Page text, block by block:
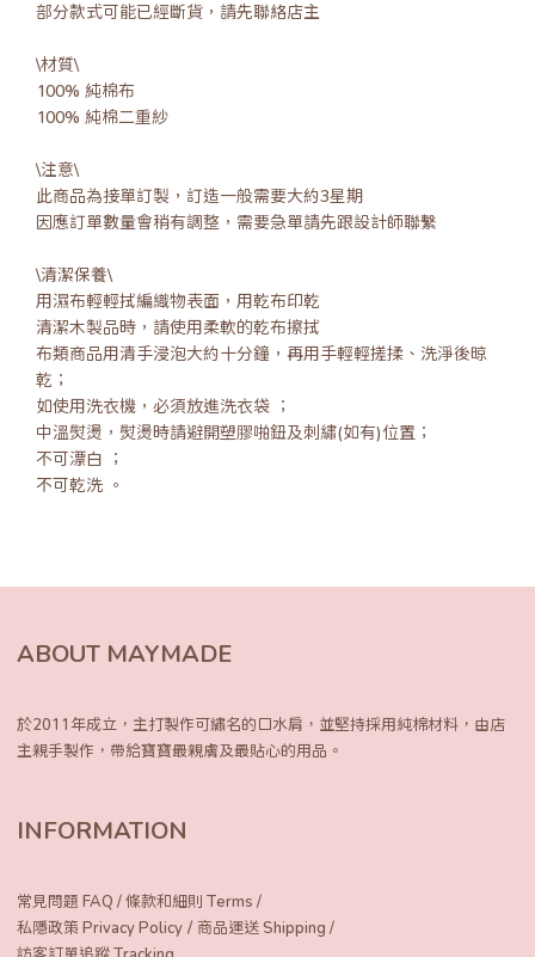
部分款式可能已經斷貨，請先聯絡店主
\材質\
100% 純棉布
100% 純棉二重紗
\注意\
此商品為接單訂製，訂造一般需要大約3星期
因應訂單數量會稍有調整，需要急單請先跟設計師聯繫
\清潔保養\
用濕布輕輕拭編織物表面，用乾布印乾
清潔木製品時，請使用柔軟的乾布擦拭
布類商品用清手浸泡大約十分鐘，再用手輕輕搓揉、洗淨後晾
乾；
如使用洗衣機，必須放進洗衣袋 ；
中溫熨燙，熨燙時請避開塑膠啪鈕及刺繡(如有)位置；
不可漂白 ；
不可乾洗 。
ABOUT MAYMADE
於2011年成立，主打製作可繡名的口水肩， 並堅持採用純棉材料，由店
主親手製作， 帶給寶寶最親膚及最貼心的用品。
INFORMATION
常見問題 FAQ /條款和細則 Terms /
私隱政策 Privacy Policy / 商品運送 Shipping /